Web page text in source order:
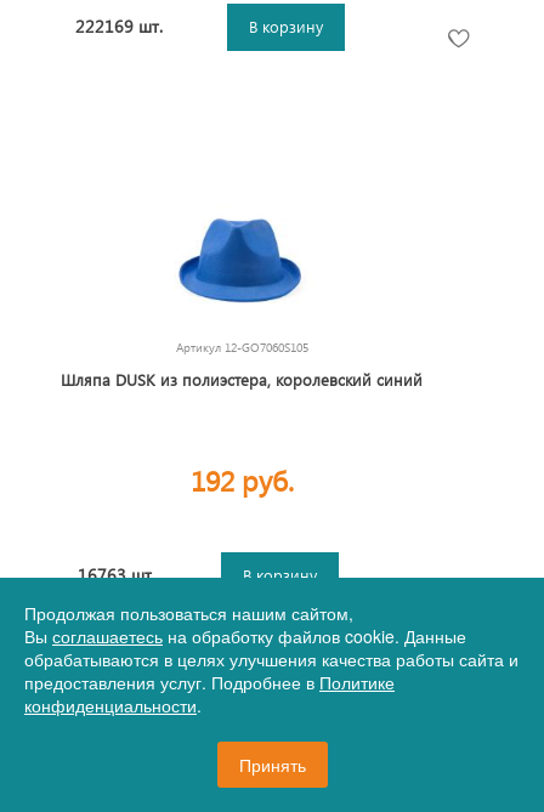
222169 шт. В корзину
Артикул 12-GO7060S105
Шляпа DUSK из полиэстера, королевский синий
192 руб.
16763 шт. В корзину
Продолжая пользоваться нашим сайтом,
Вы соглашаетесь на обработку файлов cookie. Данные
обрабатываются в целях улучшения качества работы сайта и
предоставления услуг. Подробнее в Политике
конфиденциальности.
Принять